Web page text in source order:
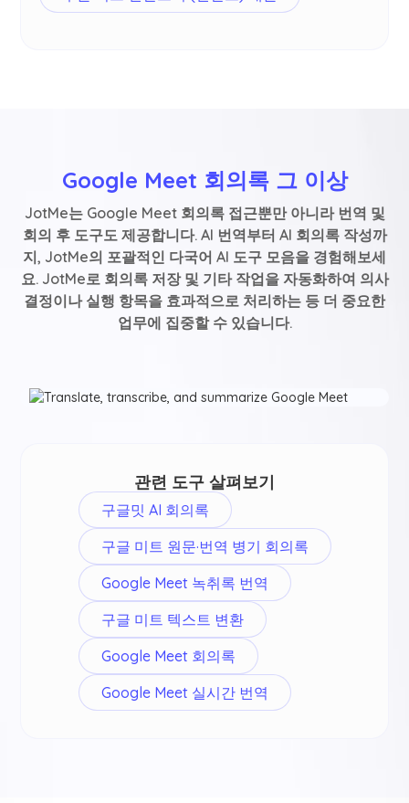
Google Meet 회의록 그 이상
JotMe는 Google Meet 회의록 접근뿐만 아니라 번역 및
회의 후 도구도 제공합니다. AI 번역부터 AI 회의록 작성까
지, JotMe의 포괄적인 다국어 AI 도구 모음을 경험해보세
요. JotMe로 회의록 저장 및 기타 작업을 자동화하여 의사
결정이나 실행 항목을 효과적으로 처리하는 등 더 중요한
업무에 집중할 수 있습니다.
관련 도구 살펴보기
구글밋 AI 회의록
구글 미트 원문·번역 병기 회의록
Google Meet 녹취록 번역
구글 미트 텍스트 변환
Google Meet 회의록
Google Meet 실시간 번역